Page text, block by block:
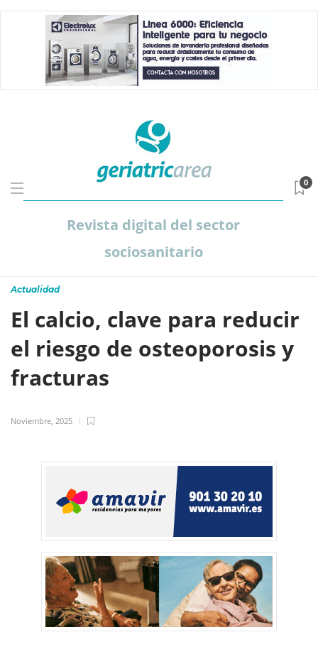
Revista digital del sector
sociosanitario
0
Actualidad
El calcio, clave para reducir
el riesgo de osteoporosis y
fracturas
Noviembre, 2025